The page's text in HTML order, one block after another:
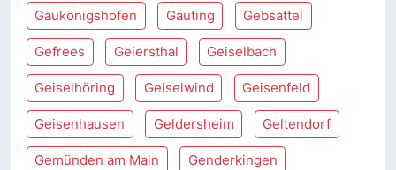
Gaukönigshofen Gauting Gebsattel
Gefrees Geiersthal Geiselbach
Geiselhöring Geiselwind Geisenfeld
Geisenhausen Geldersheim Geltendorf
Gemünden am Main Genderkingen